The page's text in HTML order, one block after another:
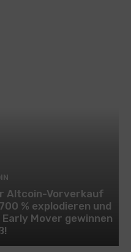
Altcoin-Vorverkauf
% explodieren und
Mover gewinnen